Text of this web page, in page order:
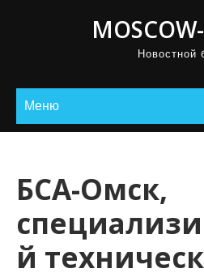
Новостной
Меню
БСА-Омск,
й